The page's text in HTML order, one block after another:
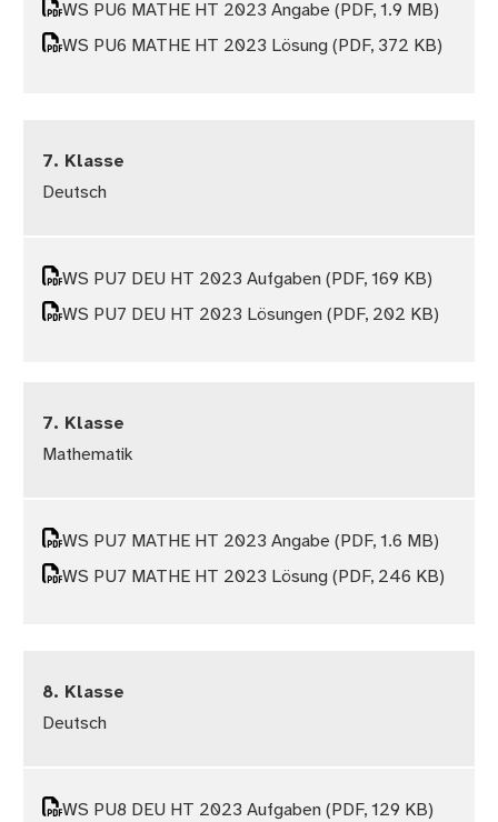
WS PU6 MATHE HT 2023 Angabe(PDF, 1.9 MB)
WS PU6 MATHE HT 2023 Lösung(PDF, 372 KB)
7. Klasse
Deutsch
WS PU7 DEU HT 2023 Aufgaben(PDF, 169 KB)
WS PU7 DEU HT 2023 Lösungen(PDF, 202 KB)
7. Klasse
Mathematik
WS PU7 MATHE HT 2023 Angabe(PDF, 1.6 MB)
WS PU7 MATHE HT 2023 Lösung(PDF, 246 KB)
8. Klasse
Deutsch
WS PU8 DEU HT 2023 Aufgaben(PDF, 129 KB)